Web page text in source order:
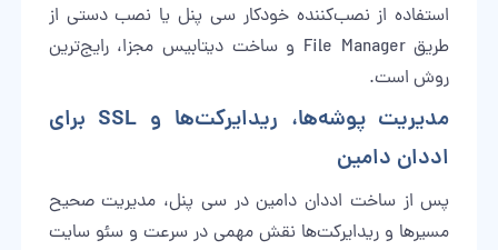
استفاده از نصب‌کننده خودکار سی پنل یا نصب دستی از
طریق File Manager و ساخت دیتابیس مجزا، رایج‌ترین
روش است.
مدیریت پوشه‌ها، ریدایرکت‌ها و SSL برای
اددان دامین
پس از ساخت اددان دامین در سی پنل، مدیریت صحیح
مسیرها و ریدایرکت‌ها نقش مهمی در سرعت و سئو سایت